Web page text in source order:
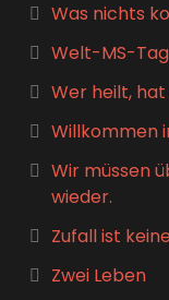
Was nichts
Welt-MS-
Wer heilt,
Willkommen
Wir müssen
wieder.
Zufall ist
Zwei Leben